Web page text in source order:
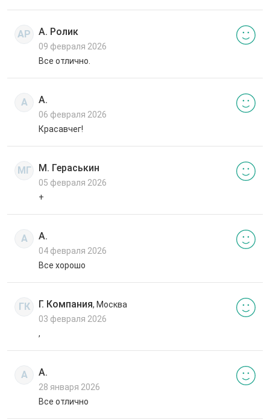
АР А. Ролик
09 февраля 2026
Все отлично.
А А.
06 февраля 2026
Красавчег!
МГ М. Гераськин
05 февраля 2026
+
А А.
04 февраля 2026
Все хорошо
ГК Г. Компания, Москва
03 февраля 2026
,
А А.
28 января 2026
Все отлично